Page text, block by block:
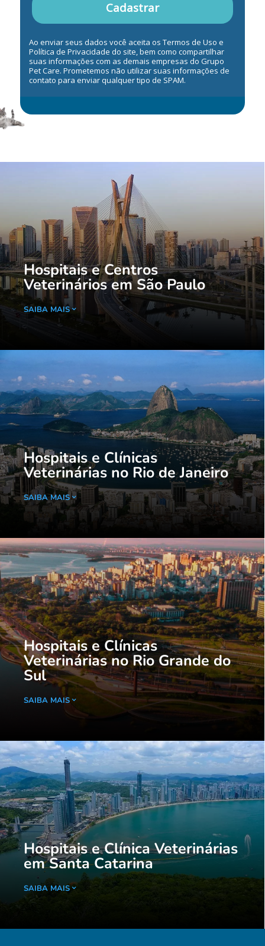
Cadastrar
Ao enviar seus dados você aceita os Termos de Uso e
Política de Privacidade do site, bem como compartilhar
suas informações com as demais empresas do Grupo
Pet Care. Prometemos não utilizar suas informações de
contato para enviar qualquer tipo de SPAM.
Hospitais e Centros
Veterinários em São Paulo
SAIBA MAIS
Hospitais e Clínicas
Veterinárias no Rio de Janeiro
SAIBA MAIS
Hospitais e Clínicas
Veterinárias no Rio Grande do
Sul
SAIBA MAIS
Hospitais e Clínica Veterinárias
em Santa Catarina
SAIBA MAIS